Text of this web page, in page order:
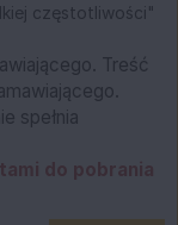
częstotliwości"
Treść
spełnia